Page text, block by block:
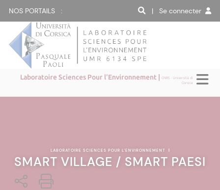
NOS PORTAILS : | Se connecter
Laboratoire Sciences Pour l'Environnement |CNRS - Università di
Corsica
LABORATOIRE SCIENCES POUR L'ENVIRONNEMENT |
SMART VILLAGE / SMART PAESI